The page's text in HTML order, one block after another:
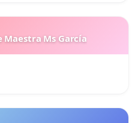
Maestra Ms García